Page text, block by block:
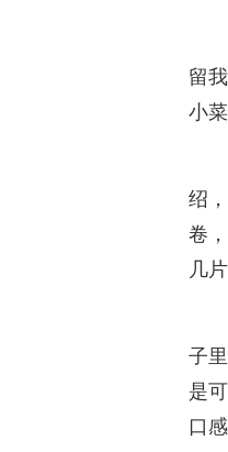
留
小
绍
卷
几
子
是
口